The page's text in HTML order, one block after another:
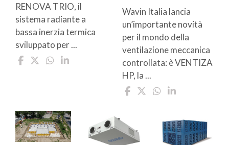
RENOVA TRIO, il
sistema radiante a
bassa inerzia termica
sviluppato per ...
Wavin Italia lancia
un’importante novità
per il mondo della
ventilazione meccanica
controllata: è VENTIZA
HP, la ...